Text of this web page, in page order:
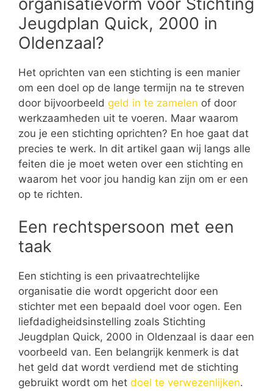
Jeugdplan Quick, 2000 in
Oldenzaal?
Het oprichten van een stichting is een manier
om een doel op de lange termijn na te streven
door bijvoorbeeld geld in te zamelen of door
werkzaamheden uit te voeren. Maar waarom
zou je een stichting oprichten? En hoe gaat dat
precies te werk. In dit artikel gaan wij langs alle
feiten die je moet weten over een stichting en
waarom het voor jou handig kan zijn om er een
op te richten.
Een rechtspersoon met een
taak
Een stichting is een privaatrechtelijke
organisatie die wordt opgericht door een
stichter met een bepaald doel voor ogen. Een
liefdadigheidsinstelling zoals Stichting
Jeugdplan Quick, 2000 in Oldenzaal is daar een
voorbeeld van. Een belangrijk kenmerk is dat
het geld dat wordt verdiend met de stichting
gebruikt wordt om het doel te verwezenlijken.